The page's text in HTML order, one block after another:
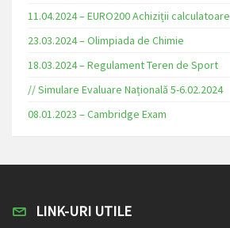
11.04.2024 – EURO200 Achiziții calculatoare
23.03.2024 – Olimpiada de Chimie
18.03.2024 – Regulament Teren de Sport
// Simulare Evaluare Națională 5-6.02.2024
08.01.2023 – Cambridge Exam
LINK-URI UTILE